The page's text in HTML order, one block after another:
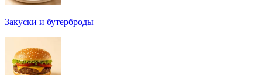
Закуски и бутерброды